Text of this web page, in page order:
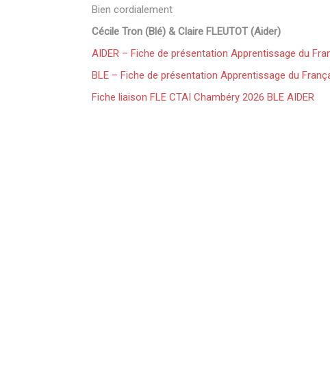
Bien cordialement
Cécile Tron (Blé) & Claire FLEUTOT (Aider)
AIDER – Fiche de présentation Apprentissage du
BLE – Fiche de présentation Apprentissage du
Fiche liaison FLE CTAI Chambéry 2026 BLE AIDER